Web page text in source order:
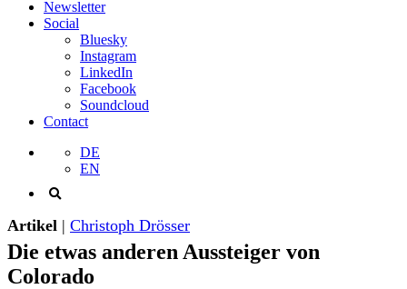
Newsletter
Social
Bluesky
Instagram
LinkedIn
Facebook
Soundcloud
Contact
DE
EN
Artikel | Christoph Drösser
Die etwas anderen Aussteiger von
Colorado